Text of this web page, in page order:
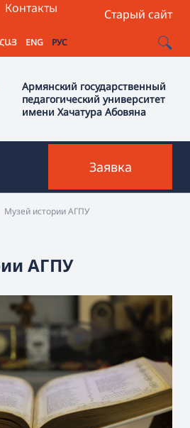
Старый сайт
Контакты
ՀԱՅ ENG РУС
Армянский государственный
педагогический университет
имени Хачатура Абовяна
Заявка
Музей истории АГПУ
АГПУ